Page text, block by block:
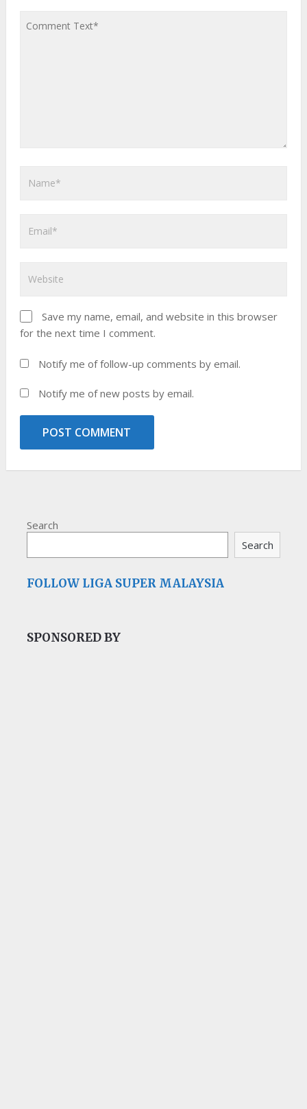
Save my name, email, and website in this browser
for the next time I comment.
Notify me of follow-up comments by email.
Notify me of new posts by email.
Search
Search
FOLLOW LIGA SUPER MALAYSIA
SPONSORED BY